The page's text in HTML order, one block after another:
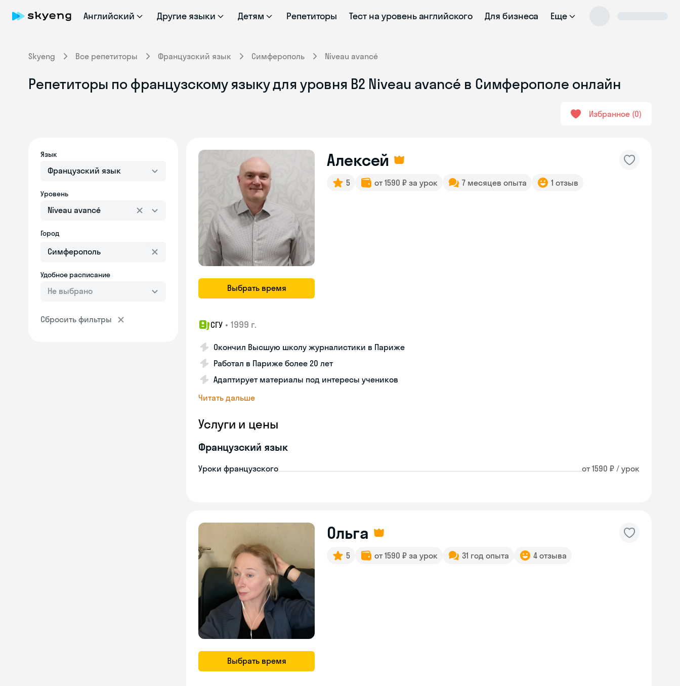
Английский Другие языки Детям Репетиторы Тест на уровень английского Для бизнеса Еще
Skyeng Все репетиторы Французский язык Симферополь Niveau avancé
Репетиторы по французскому языку для уровня B2 Niveau avancé в Симферополе онлайн
Избранное 0
Язык
Французский язык
Уровень
Niveau avancé
Город
Удобное расписание
Не выбрано
Сбросить фильтры
Выбрать время
Алексей
5 от 1590 ₽ за урок 7 месяцев опыта 1 отзыв
СГУ • 1999 г.
Окончил Высшую школу журналистики в Париже
Работал в Париже более 20 лет
Адаптирует материалы под интересы учеников
Читать дальше
Услуги и цены
Французский язык
Уроки французского от 1590 ₽ / урок
Выбрать время
Ольга
5 от 1590 ₽ за урок 31 год опыта 4 отзыва